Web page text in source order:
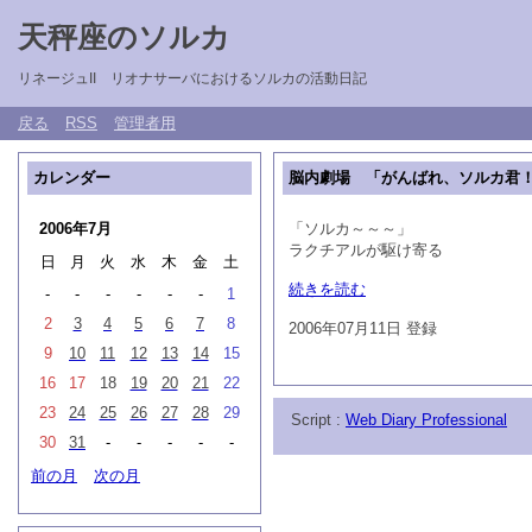
天秤座のソルカ
リネージュII リオナサーバにおけるソルカの活動日記
戻る RSS 管理者用
脳内劇場 「がんばれ、ソルカ君
「ソルカ～～～」
ラクチアルが駆け寄る
続きを読む
2006年07月11日 登録
カレンダー
2006年7月
日
月 火 水 木 金
土
-
- - - - -
1
2
3 4 5 6 7
8
9
10 11 12 13 14
15
16
17 18 19 20 21
22
23
24 25 26 27 28
29
30
31 - - - -
-
前の月
次の月
Script : Web Diary Professional